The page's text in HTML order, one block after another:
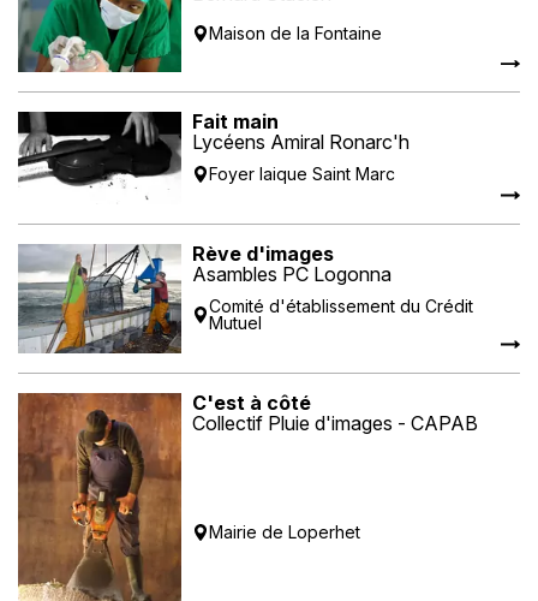
Maison de la Fontaine
Fait main
Lycéens Amiral Ronarc'h
Foyer laique Saint Marc
Rève d'images
Asambles PC Logonna
Comité d'établissement du Crédit
Mutuel
C'est à côté
Collectif Pluie d'images - CAPAB
Mairie de Loperhet